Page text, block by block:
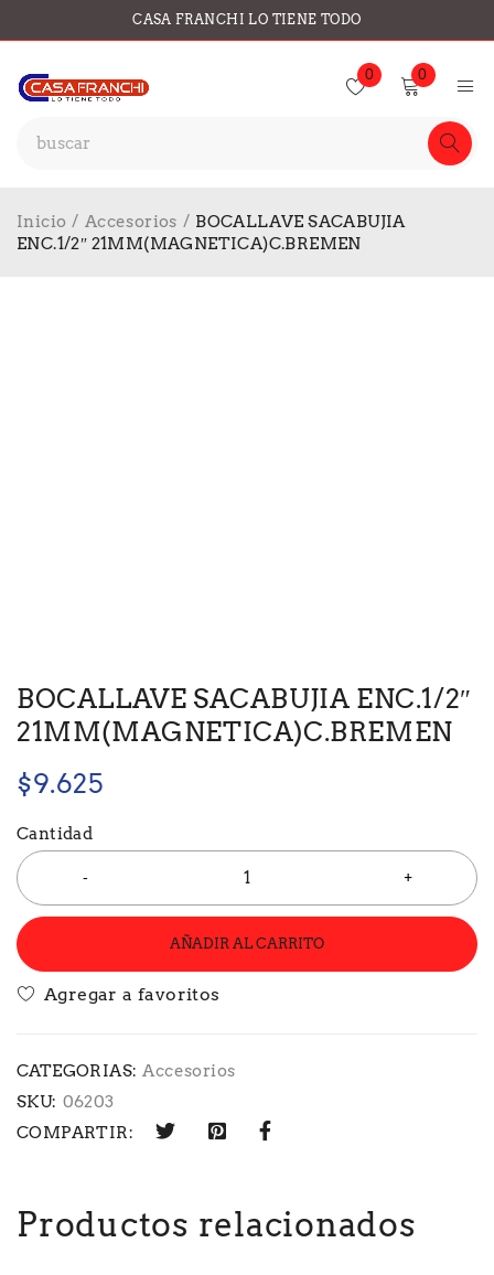
CASA FRANCHI LO TIENE TODO
0 0
Inicio / Accesorios / BOCALLAVE SACABUJIA
ENC.1/2″ 21MM(MAGNETICA)C.BREMEN
BOCALLAVE SACABUJIA ENC.1/2″
21MM(MAGNETICA)C.BREMEN
$9.625
Cantidad
AÑADIR AL CARRITO
CATEGORIAS: Accesorios
SKU: 06203
COMPARTIR:
Productos relacionados